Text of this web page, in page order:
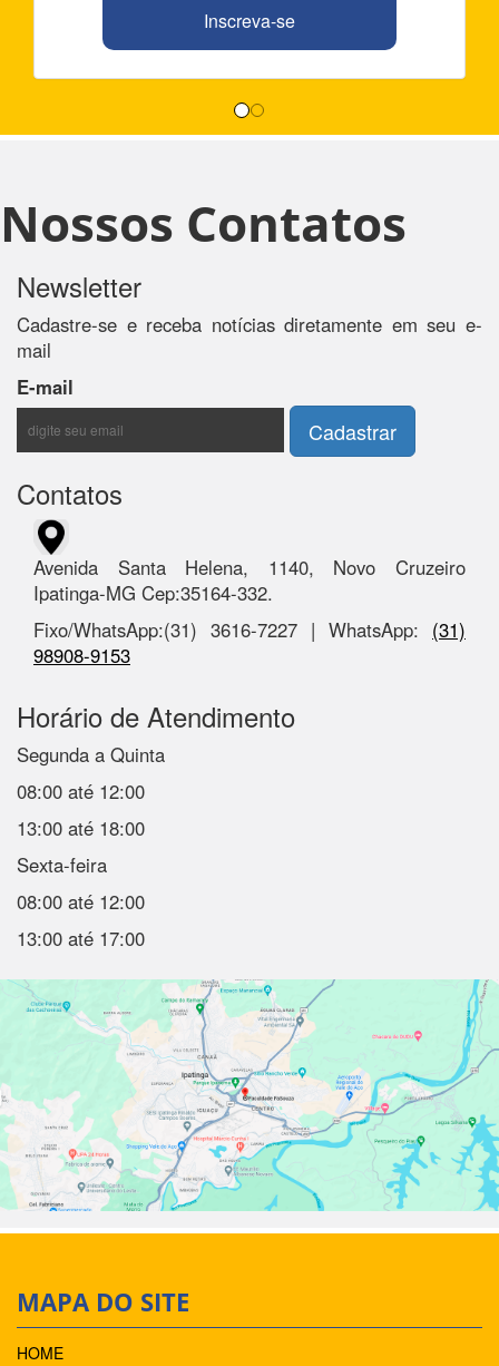
Inscreva-se
Nossos Contatos
Newsletter
Cadastre-se e receba notícias diretamente em seu e-
mail
E-mail
Contatos
Avenida Santa Helena, 1140, Novo Cruzeiro
Ipatinga-MG Cep:35164-332.
Fixo/WhatsApp:(31) 3616-7227 | WhatsApp: (31)
98908-9153
Horário de Atendimento
Segunda a Quinta
08:00 até 12:00
13:00 até 18:00
Sexta-feira
08:00 até 12:00
13:00 até 17:00
MAPA DO SITE
HOME